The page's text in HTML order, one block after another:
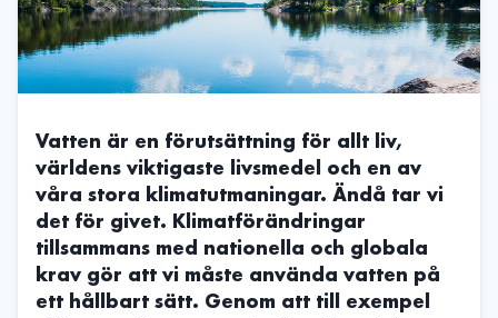
Vatten är en förutsättning för allt liv,
världens viktigaste livsmedel och en av
våra stora klimatutmaningar. Ändå tar vi
det för givet. Klimatförändringar
tillsammans med nationella och globala
krav gör att vi måste använda vatten på
ett hållbart sätt. Genom att till exempel